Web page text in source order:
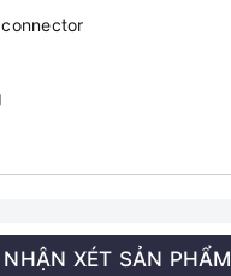
NHẬN XÉT SẢN PHẨM